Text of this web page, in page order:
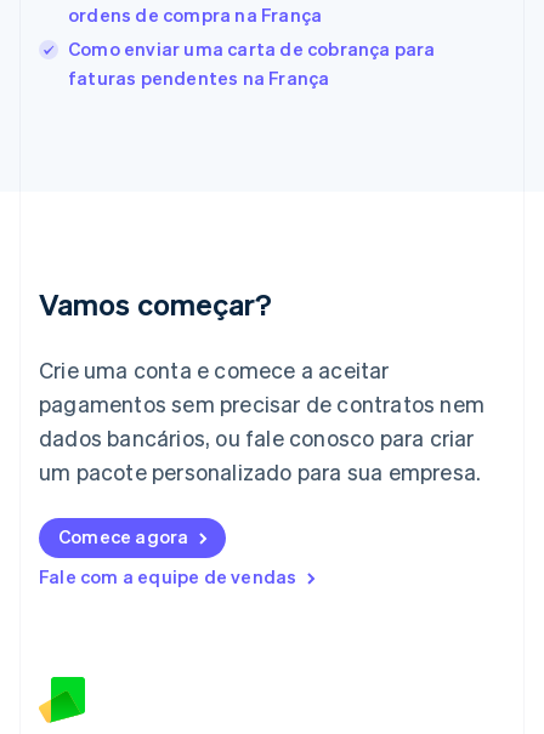
ordens de compra na França
Como enviar uma carta de cobrança para
faturas pendentes na França
Vamos começar?
Crie uma conta e comece a aceitar
pagamentos sem precisar de contratos nem
dados bancários, ou fale conosco para criar
um pacote personalizado para sua empresa.
Comece agora
Fale com a equipe de vendas
França
Gibraltar
English
Itália
Japão
Letônia
English
Liechtenstein
Deutsch English
English
Luxemburgo
FrançaisDeutschEnglish
English
México